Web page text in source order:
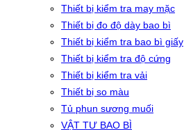
Thiết bị kiểm tra may mặc
Thiết bị đo độ dày bao bì
Thiết bị kiểm tra bao bì giấy
Thiết bị kiểm tra độ cứng
Thiết bị kiểm tra vải
Thiết bị so màu
Tủ phun sương muối
VẬT TƯ BAO BÌ